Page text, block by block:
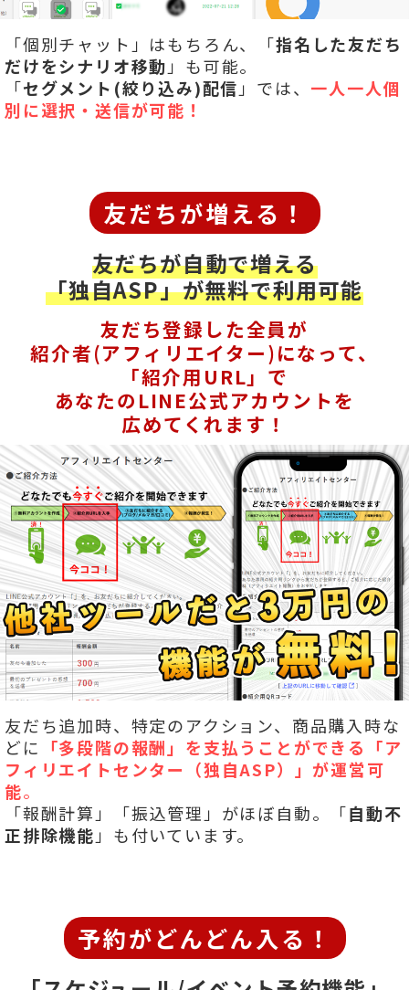
「個別チャット」はもちろん、「指名した友だち
だけをシナリオ移動 」も可能。
「セグメント(絞り込み)配信 」では、 一人一人個
別に選択・送信が可能！
友だちが増える！
友だちが自動で増える
「独自ASP」が無料で利用可能
友だち登録した全員が
紹介者(アフィリエイター)になって、
「紹介用URL」で
あなたのLINE公式アカウントを
広めてくれます！
友だち追加時、特定のアクション、商品購入時な
どに 「多段階の報酬」を支払うことができる「ア
フィリエイトセンター（独自ASP）」が運営可
能。
「報酬計算」「振込管理」がほぼ自動。「自動不
正排除機能 」も付いています。
予約がどんどん入る！